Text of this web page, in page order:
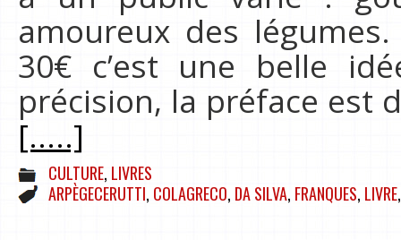
amoureux des
30€ c’est une belle
précision, la préface est
[.....]
CULTURE, LIVRES
ARPÈGECERUTTI, COLAGRECO, DA SILVA, FRANQUES, LIVRE